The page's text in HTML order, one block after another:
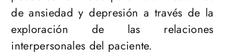
de ansiedad y depresión a través de la
exploración de las relaciones
interpersonales del paciente.